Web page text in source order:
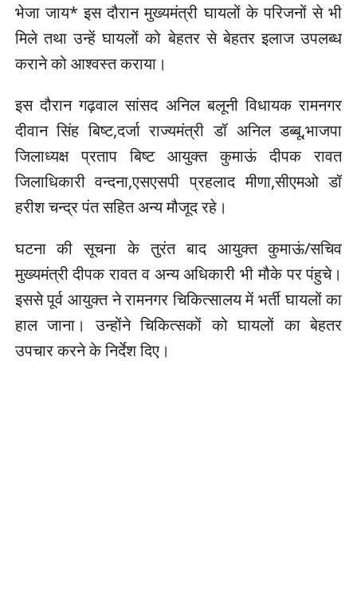
भेजा जाय* इस दौरान मुख्यमंत्री घायलों के परिजनों से भी
मिले तथा उन्हें घायलों को बेहतर से बेहतर इलाज उपलब्ध
कराने को आश्वस्त कराया।
इस दौरान गढ़वाल सांसद अनिल बलूनी विधायक रामनगर
दीवान सिंह बिष्ट,दर्जा राज्यमंत्री डॉ अनिल डब्बू,भाजपा
जिलाध्यक्ष प्रताप बिष्ट आयुक्त कुमाऊं दीपक रावत
जिलाधिकारी वन्दना,एसएसपी प्रहलाद मीणा,सीएमओ डॉ
हरीश चन्द्र पंत सहित अन्य मौजूद रहे।
घटना की सूचना के तुरंत बाद आयुक्त कुमाऊं/सचिव
मुख्यमंत्री दीपक रावत व अन्य अधिकारी भी मौके पर पंहुचे।
इससे पूर्व आयुक्त ने रामनगर चिकित्सालय में भर्ती घायलों का
हाल जाना। उन्होंने चिकित्सकों को घायलों का बेहतर
उपचार करने के निर्देश दिए।